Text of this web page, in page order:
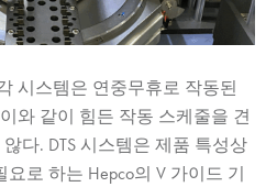
시스템은 연중무휴로 작동된
와 같이 힘든 작동 스케줄을 견
다. DTS 시스템은 제품 특성상
로 하는 Hepco의 V 가이드 기